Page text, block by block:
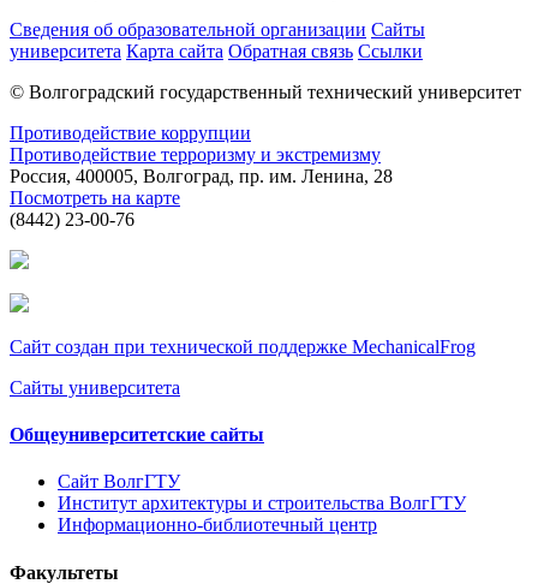
Сведения об образовательной организации Сайты
университета Карта сайта Обратная связь Ссылки
© Волгоградский государственный технический университет
Противодействие коррупции
Противодействие терроризму и экстремизму
Россия, 400005, Волгоград, пр. им. Ленина, 28
Посмотреть на карте
(8442) 23-00-76
Сайт создан при технической поддержке MechanicalFrog
Сайты университета
Общеуниверситетские сайты
Сайт ВолгГТУ
Институт архитектуры и строительства ВолгГТУ
Информационно-библиотечный центр
Факультеты